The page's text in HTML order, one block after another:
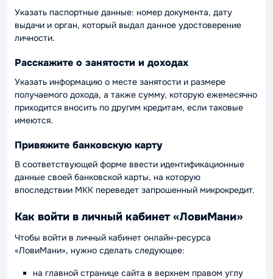
Указать паспортные данные: номер документа, дату
выдачи и орган, который выдал данное удостоверение
личности.
Расскажите о занятости и доходах
Указать информацию о месте занятости и размере
получаемого дохода, а также сумму, которую ежемесячно
приходится вносить по другим кредитам, если таковые
имеются.
Привяжите банковскую карту
В соответствующей форме ввести идентификационные
данные своей банковской карты, на которую
впоследствии МКК переведет запрошенный микрокредит.
Как войти в личный кабинет «ЛовиМани»
Чтобы войти в личный кабинет онлайн-ресурса
«ЛовиМани», нужно сделать следующее:
на главной странице сайта в верхнем правом углу